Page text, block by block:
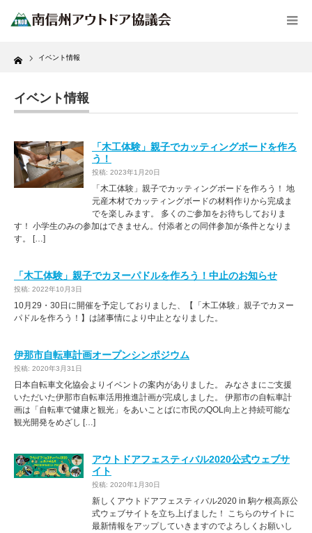
Home イベント情報
イベント情報
「木工体験」親子でカッティングボードを作ろ
う！
投稿: 2023年1月20日
「木工体験」親子でカッティングボードを作ろう！ 地
元産木材でカッティングボードの材料作りから完成ま
でを楽しみます。 多くのご参加をお待ちしておりま
す！ 小学生のみの参加はできません。付添者との同伴参加が条件となりま
す。 […]
「木工体験」親子でカヌーパドルを作ろう！中止のお知らせ
投稿: 2022年10月3日
10月29・30日に開催を予定しておりました、【「木工体験」親子でカヌー
パドルを作ろう！】は諸事情により中止となりました。
伊那市自転車計画オープンシンポジウム
投稿: 2020年3月31日
日本自転車文化協会よりイベントの案内がありました。 みなさまにご支援
いただいた伊那市自転車活用推進計画が完成しました。 伊那市の自転車計
画は「自転車で健康と観光」をあいことばに市民のQOL向上と持続可能な
観光開発をめざし […]
アウトドアフェスティバル2020公式ウェブサ
イト
投稿: 2020年1月30日
新しくアウトドアフェスティバル2020 in 駒ケ根高原公
式ウェブサイトを立ち上げました！ こちらのサイトに
最新情報をアップしていきますのでよろしくお願いし